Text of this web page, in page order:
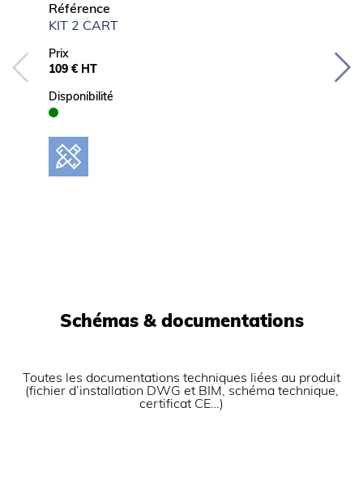
Référence
KIT 2 CART
Prix
109 € HT
Disponibilité
Prix
15 229
Schémas & documentations
Toutes les documentations techniques liées au produit
(fichier d’installation DWG et BIM, schéma technique,
certificat CE…)